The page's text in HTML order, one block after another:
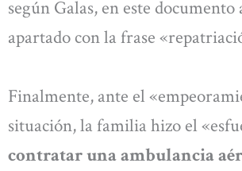
según Galas, en este documento
apartado con la frase
Finalmente, ante el
situación, la familia hizo el
contratar una ambulancia